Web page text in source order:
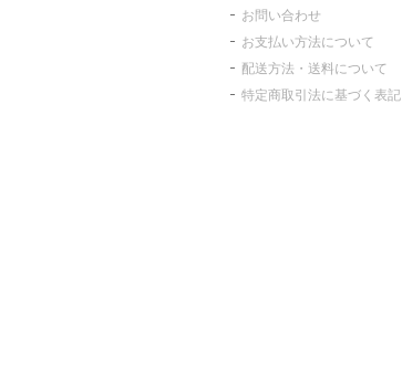
お問い合わせ
お支払い方法について
配送方法・送料について
特定商取引法に基づく表記